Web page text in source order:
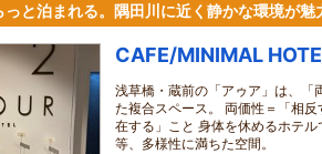
っと泊まれる。隅田川に近く静かな環境が魅
CAFE/MINIMAL
浅草橋・蔵前の「アゥア」は、「
た複合スペース。 両価性＝「相
在する」こと 身体を休めるホテ
等、多様性に満ちた空間。